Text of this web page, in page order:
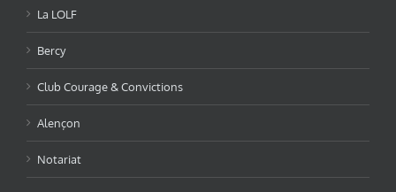
La LOLF
Bercy
Club Courage & Convictions
Alençon
Notariat